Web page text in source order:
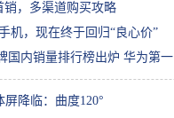
，多渠道购买攻略
机，现在终于回归“良心价”
国内销量排行榜出炉 华为第一
降临：曲度120°